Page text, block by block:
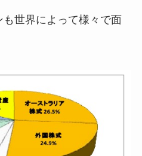
世界によって様々で面